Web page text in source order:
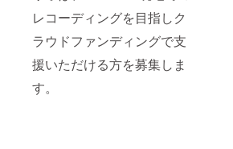
レコーディングを目指しク
ラウドファンディングで支
援いただける方を募集しま
す。